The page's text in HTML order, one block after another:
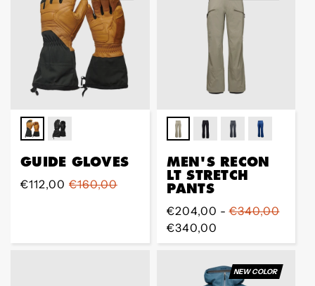
GUIDE GLOVES
Sale
€112,00
Regular €160,00
MEN'S RECON
LT STRETCH
PANTS
Regular
Preis
€204,00 -€340,00
€340,00
NEW COLOR